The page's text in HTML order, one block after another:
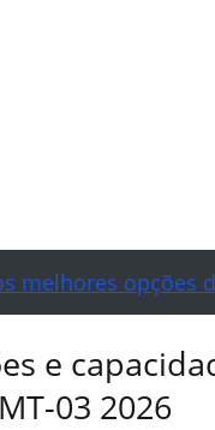
melhores opções
e
03 2026